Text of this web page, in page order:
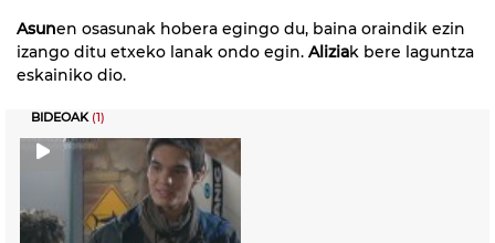
Asunen osasunak hobera egingo du, baina oraindik ezin
izango ditu etxeko lanak ondo egin. Aliziak bere laguntza
eskainiko dio.
BIDEOAK (1)